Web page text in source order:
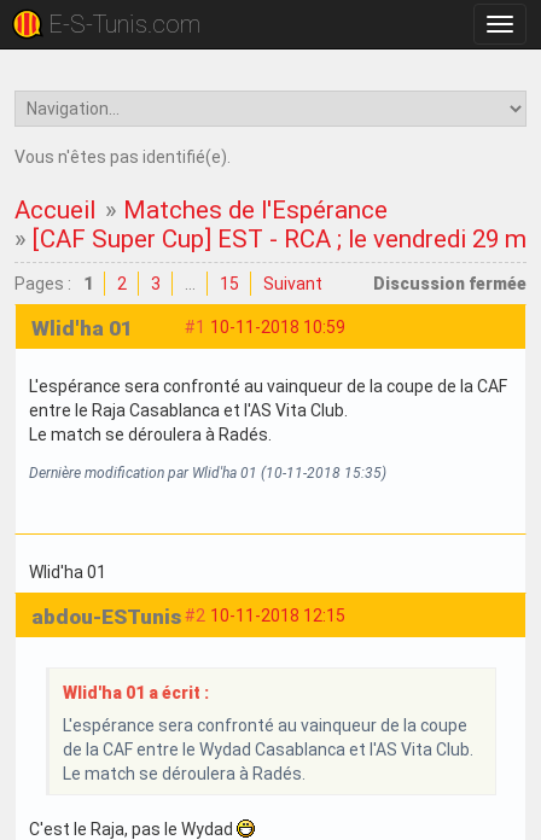
la
E-S-Tunis.com
Vous n'êtes pas identifié(e).
Accueil » Matches de l'Espérance
» [CAF Super Cup] EST - RCA ; le vendredi 29
Pages : 1 2 3 15 Suivant Discussion fermée
#1 10-11-2018 10:59
Wlid'ha 01
L'espérance sera confronté au vainqueur de la coupe de la CAF
entre le Raja Casablanca et l'AS Vita Club.
Le match se déroulera à Radés.
Dernière modification par Wlid'ha 01 (10-11-2018 15:35)
Wlid'ha 01
#2 10-11-2018 12:15
abdou-ESTunis
Wlid'ha 01 a écrit :
L'espérance sera confronté au vainqueur de la coupe
de la CAF entre le Wydad Casablanca et l'AS Vita Club.
Le match se déroulera à Radés.
C'est le Raja, pas le Wydad